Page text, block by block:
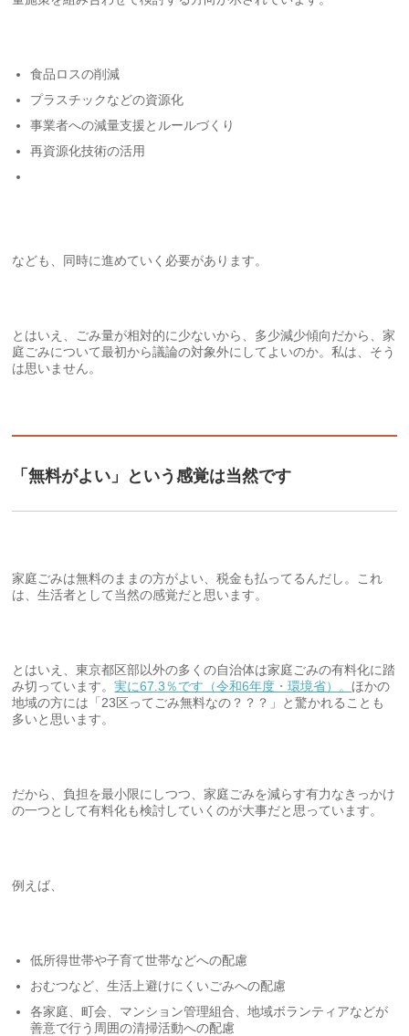
食品ロスの削減
プラスチックなどの資源化
事業者への減量支援とルールづくり
再資源化技術の活用
なども、同時に進めていく必要があります。
とはいえ、ごみ量が相対的に少ないから、多少減少傾向だから、家
庭ごみについて最初から議論の対象外にしてよいのか。私は、そう
は思いません。
「無料がよい」という感覚は当然です
家庭ごみは無料のままの方がよい、税金も払ってるんだし。これ
は、生活者として当然の感覚だと思います。
とはいえ、東京都区部以外の多くの自治体は家庭ごみの有料化に踏
み切っています。実に67.3％です（令和6年度・環境省）。ほかの
地域の方には「23区ってごみ無料なの？？？」と驚かれることも
多いと思います。
だから、負担を最小限にしつつ、家庭ごみを減らす有力なきっかけ
の一つとして有料化も検討していくのが大事だと思っています。
例えば、
低所得世帯や子育て世帯などへの配慮
おむつなど、生活上避けにくいごみへの配慮
各家庭、町会、マンション管理組合、地域ボランティアなどが
善意で行う周囲の清掃活動への配慮